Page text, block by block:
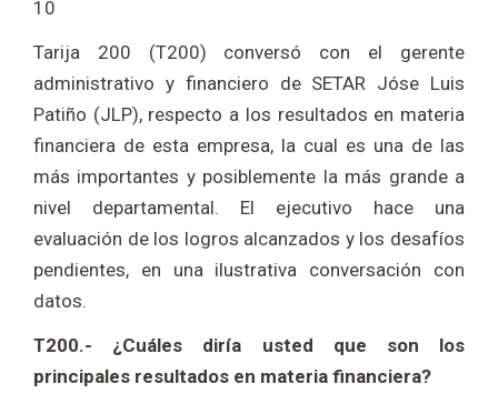
10
Tarija 200 (T200) conversó con el gerente
administrativo y financiero de SETAR Jóse Luis
Patiño (JLP), respecto a los resultados en materia
financiera de esta empresa, la cual es una de las
más importantes y posiblemente la más grande a
nivel departamental. El ejecutivo hace una
evaluación de los logros alcanzados y los desafíos
pendientes, en una ilustrativa conversación con
datos.
T200.- ¿Cuáles diría usted que son los
principales resultados en materia financiera?